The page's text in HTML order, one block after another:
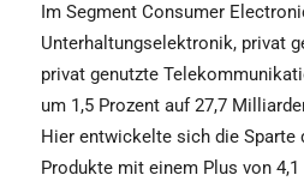
Im Segment Consumer
Unterhaltungselektronik, privat
privat genutzte
um 1,5 Prozent auf 27,7
Hier entwickelte sich die Sparte
Produkte mit einem Plus von